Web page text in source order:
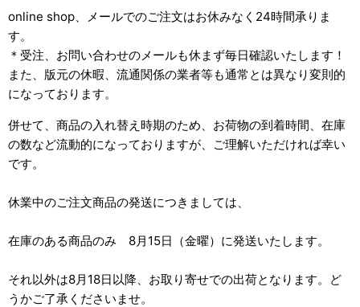
online shop、メールでのご注文はお休みなく24時間承りま
す。
＊受注、お問い合わせのメールも休まず毎日確認いたします！
また、版元の休暇、流通関係の業者等も通常とは異なり変則的
になっております。
併せて、商品の入れ替え時期のため、お荷物の到着時間、在庫
の数など流動的になっておりますが、ご理解いただければ幸い
です。
休業中のご注文商品の発送につきましては、
在庫のある商品のみ 8月15日（金曜）に発送いたします。
それ以外は8月18日以降、お取り寄せでの出荷となります。ど
うかご了承くださいませ。